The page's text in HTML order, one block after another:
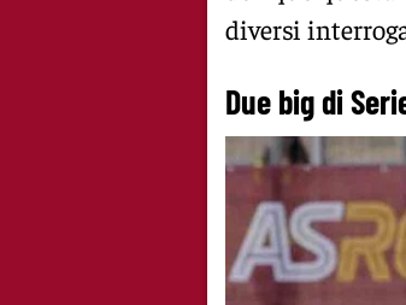
diversi
Due big di